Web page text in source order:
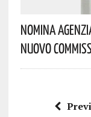
Nomina
Nuovo